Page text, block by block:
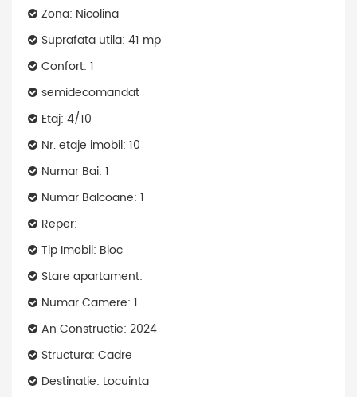
Zona: Nicolina
Suprafata utila: 41 mp
Confort: 1
semidecomandat
Etaj: 4/10
Nr. etaje imobil: 10
Numar Bai: 1
Numar Balcoane: 1
Reper:
Tip Imobil: Bloc
Stare apartament:
Numar Camere: 1
An Constructie: 2024
Structura: Cadre
Destinatie: Locuinta